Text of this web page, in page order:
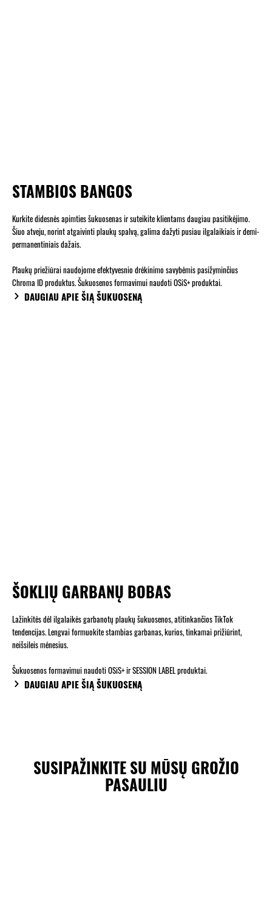
STAMBIOS BANGOS
Kurkite didesnės apimties šukuosenas ir suteikite klientams daugiau pasitikėjimo.
Šiuo atveju, norint atgaivinti plaukų spalvą, galima dažyti pusiau ilgalaikiais ir demi-
permanentiniais dažais.
Plaukų priežiūrai naudojome efektyvesnio drėkinimo savybėmis pasižyminčius
Chroma ID produktus. Šukuosenos formavimui naudoti OSiS+ produktai.
DAUGIAU APIE ŠIĄ ŠUKUOSENĄ
ŠOKLIŲ GARBANŲ BOBAS
Lažinkitės dėl ilgalaikės garbanotų plaukų šukuosenos, atitinkančios TikTok
tendencijas. Lengvai formuokite stambias garbanas, kurios, tinkamai prižiūrint,
neišsileis mėnesius.
Šukuosenos formavimui naudoti OSiS+ ir SESSION LABEL produktai.
DAUGIAU APIE ŠIĄ ŠUKUOSENĄ
SUSIPAŽINKITE SU MŪSŲ GROŽIO
PASAULIU